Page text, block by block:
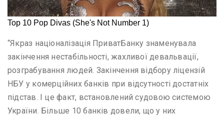
“Якраз націоналізація ПриватБанку знаменувала
закінчення нестабільності, жахливої девальвації,
розграбування людей. Закінчення відбору ліцензій
НБУ у комерційних банків при відсутності достатніх
підстав. І це факт, встановлений судовою системою
України. Більше 10 банків довели, що у них